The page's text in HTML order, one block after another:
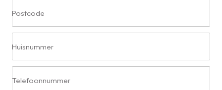
Postcode
Huisnummer
Telefoonnummer